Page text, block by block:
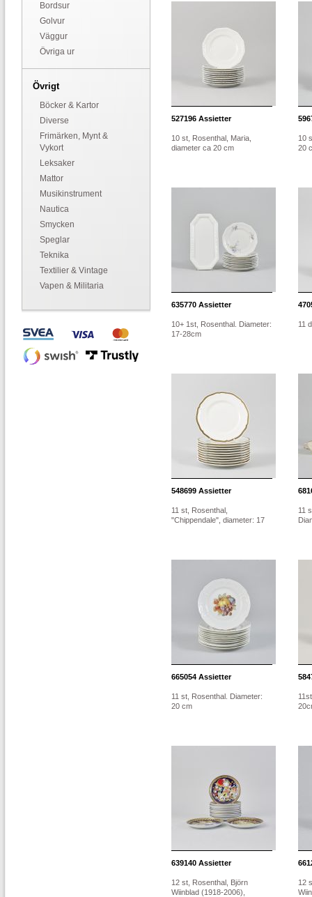
Bordsur
Golvur
Väggur
Övriga ur
Övrigt
Böcker & Kartor
Diverse
Frimärken, Mynt &
Vykort
Leksaker
Mattor
Musikinstrument
Nautica
Smycken
Speglar
Teknika
Textilier & Vintage
Vapen & Militaria
527196 Assietter
10 st, Rosenthal, Maria,
diameter ca 20 cm
10
20
635770 Assietter
10+ 1st, Rosenthal. Diameter:
17-28cm
11
548699 Assietter
11 st, Rosenthal,
"Chippendale", diameter: 17
11
665054 Assietter
11 st, Rosenthal. Diameter:
20 cm
639140 Assietter
12 st, Rosenthal, Björn
Wiinblad (1918-2006),
12